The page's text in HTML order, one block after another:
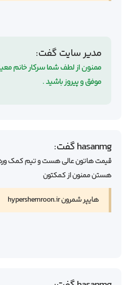
مدیر سایتگفت:
ممنون از لطف شما سرکار خانم
موفق و پیروز باشید .
hasanmgگفت:
قیمت هاتون عالی هست و تیم کمک
هستن ممنون از کمکتون
هایپر شمرون hypershemroon.ir